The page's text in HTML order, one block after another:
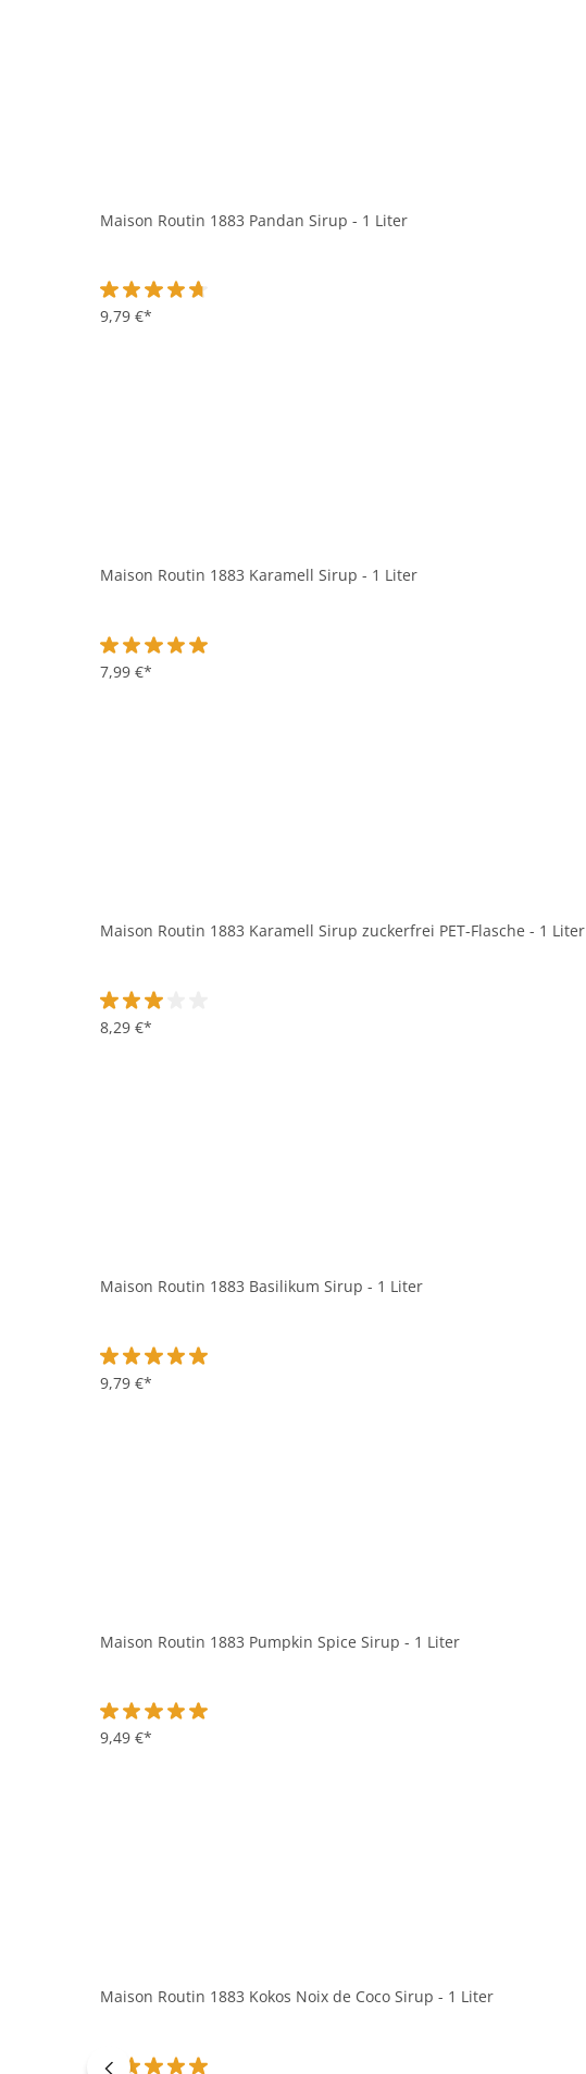
Maison Routin 1883 Pandan Sirup - 1 Liter
Durchschnittliche Bewertung von 4.6 von 5 Sternen
9,79 €*
Maison Routin 1883 Karamell Sirup - 1 Liter
Durchschnittliche Bewertung von 5 von 5 Sternen
7,99 €*
Maison Routin 1883 Karamell Sirup zuckerfrei PET-Flasche - 1 Liter
Durchschnittliche Bewertung von 3 von 5 Sternen
8,29 €*
Maison Routin 1883 Basilikum Sirup - 1 Liter
Durchschnittliche Bewertung von 5 von 5 Sternen
9,79 €*
Maison Routin 1883 Pumpkin Spice Sirup - 1 Liter
Durchschnittliche Bewertung von 5 von 5 Sternen
9,49 €*
Maison Routin 1883 Kokos Noix de Coco Sirup - 1 Liter